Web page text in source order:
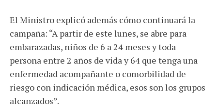
El Ministro explicó además cómo continuará la
campaña: “A partir de este lunes, se abre para
embarazadas, niños de 6 a 24 meses y toda
persona entre 2 años de vida y 64 que tenga una
enfermedad acompañante o comorbilidad de
riesgo con indicación médica, esos son los grupos
alcanzados”.